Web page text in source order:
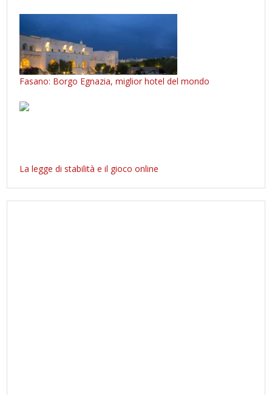
Fasano: Borgo Egnazia, miglior hotel del mondo
La legge di stabilità e il gioco online